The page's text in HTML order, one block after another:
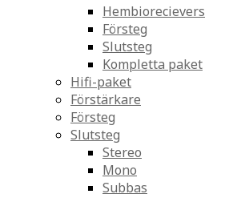
Hembiorecievers
Försteg
Slutsteg
Kompletta paket
Hifi-paket
Förstärkare
Försteg
Slutsteg
Stereo
Mono
Subbas